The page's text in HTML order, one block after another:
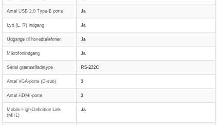
Antal USB 2.0 Type-B porte Ja
Lyd (L, R) indgang Ja
Udgange til hovedtelefoner Ja
Mikrofonindgang Ja
Seriel grænsefladetype RS-232C
Antal VGA-porte (D-sub) 3
Antal HDMI-porte 3
Mobile High-Definition Link
(MHL)
Ja